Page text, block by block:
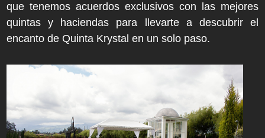
que tenemos acuerdos exclusivos con las mejores
quintas y haciendas para llevarte a descubrir el
encanto de Quinta Krystal en un solo paso.